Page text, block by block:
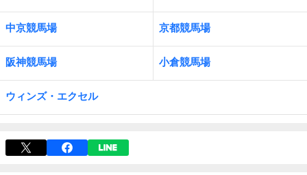
中京競馬場 京都競馬場
阪神競馬場 小倉競馬場
ウィンズ・エクセル